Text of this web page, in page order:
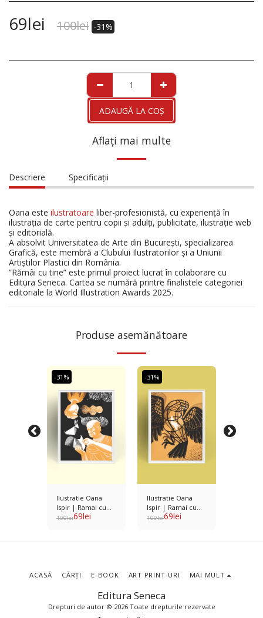
69lei 100lei -31%
ADAUGĂ LA COŞ
Aflați mai multe
Descriere Specificații
Oana este ilustratoare liber-profesionistă, cu experiență în
ilustrația de carte pentru copii și adulți, publicitate, ilustrație web
și editorială.
A absolvit Universitatea de Arte din București, specializarea
Grafică, este membră a Clubului Ilustratorilor și a Uniunii
Artiștilor Plastici din România.
”Rămâi cu tine” este primul proiect lucrat în colaborare cu
Editura Seneca. Cartea se numără printre finalistele categoriei
editoriale la World Illustration Awards 2025.
Produse asemănătoare
-31%
Ilustratie Oana
Ispir | Ramai cu
tine - Poem
100lei69lei
-31%
Ilustratie Oana
Ispir | Ramai cu
tine - Poem Maria
100lei69lei
Editura Seneca
Drepturi de autor © 2026 Toate drepturile rezervate
ACASĂ CĂRȚI E-BOOK ART PRINT-URI MAI MULT